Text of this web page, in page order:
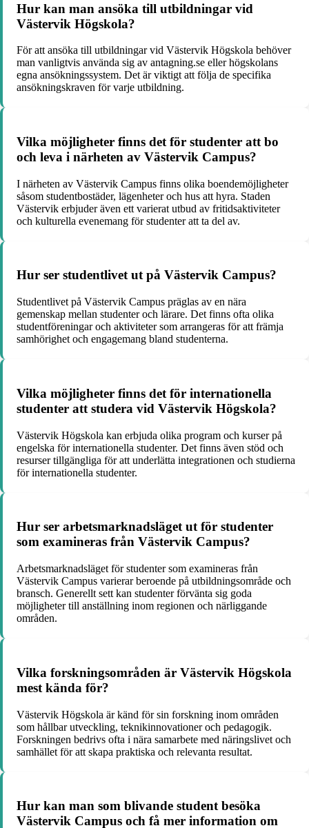
Hur kan man ansöka till utbildningar vid
Västervik Högskola?
För att ansöka till utbildningar vid Västervik Högskola behöver
man vanligtvis använda sig av antagning.se eller högskolans
egna ansökningssystem. Det är viktigt att följa de specifika
ansökningskraven för varje utbildning.
Vilka möjligheter finns det för studenter att bo
och leva i närheten av Västervik Campus?
I närheten av Västervik Campus finns olika boendemöjligheter
såsom studentbostäder, lägenheter och hus att hyra. Staden
Västervik erbjuder även ett varierat utbud av fritidsaktiviteter
och kulturella evenemang för studenter att ta del av.
Hur ser studentlivet ut på Västervik Campus?
Studentlivet på Västervik Campus präglas av en nära
gemenskap mellan studenter och lärare. Det finns ofta olika
studentföreningar och aktiviteter som arrangeras för att främja
samhörighet och engagemang bland studenterna.
Vilka möjligheter finns det för internationella
studenter att studera vid Västervik Högskola?
Västervik Högskola kan erbjuda olika program och kurser på
engelska för internationella studenter. Det finns även stöd och
resurser tillgängliga för att underlätta integrationen och studierna
för internationella studenter.
Hur ser arbetsmarknadsläget ut för studenter
som examineras från Västervik Campus?
Arbetsmarknadsläget för studenter som examineras från
Västervik Campus varierar beroende på utbildningsområde och
bransch. Generellt sett kan studenter förvänta sig goda
möjligheter till anställning inom regionen och närliggande
områden.
Vilka forskningsområden är Västervik Högskola
mest kända för?
Västervik Högskola är känd för sin forskning inom områden
som hållbar utveckling, teknikinnovationer och pedagogik.
Forskningen bedrivs ofta i nära samarbete med näringslivet och
samhället för att skapa praktiska och relevanta resultat.
Hur kan man som blivande student besöka
Västervik Campus och få mer information om